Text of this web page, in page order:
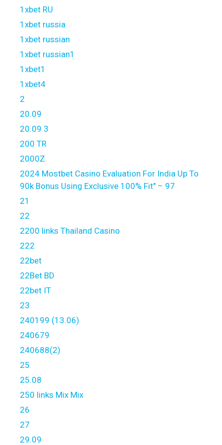
1xbet RU
1xbet russia
1xbet russian
1xbet russian1
1xbet1
1xbet4
2
20.09
20.09 3
200 TR
2000Z
2024 Mostbet Casino Evaluation For India Up To
90k Bonus Using Exclusive 100% Fit" – 97
21
22
2200 links Thailand Casino
222
22bet
22Bet BD
22bet IT
23
240199 (13.06)
240679
240688(2)
25
25.08
250 links Mix Mix
26
27
29.09